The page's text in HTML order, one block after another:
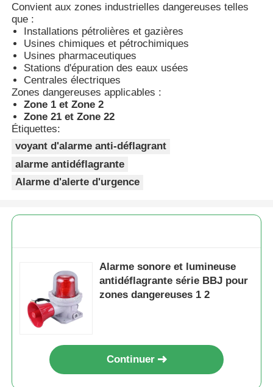
Contrôle de la qualité
Contact
Demande de soumission
Éclairage anti-déflagrant
Lumière anti-déflagrante d'alarme
interrupteur antidéflagrant
Glandes de câbles à l'épreuve des explosions
prise et prise anti-déflagrantes
Convient aux zones industrielles dangereuses telles
que :
Installations pétrolières et gazières
Usines chimiques et pétrochimiques
Usines pharmaceutiques
Stations d'épuration des eaux usées
Centrales électriques
Zones dangereuses applicables :
Zone 1 et Zone 2
Zone 21 et Zone 22
Étiquettes:
voyant d'alarme anti-déflagrant
alarme antidéflagrante
Alarme d'alerte d'urgence
Alarme sonore et lumineuse
antidéflagrante série BBJ pour
zones dangereuses 1 2
Continuer